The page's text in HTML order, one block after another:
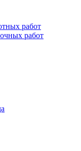
работ
работ